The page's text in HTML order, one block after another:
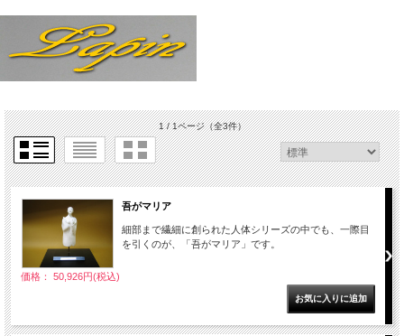
1 / 1ページ（全3件）
吾がマリア
細部まで繊細に創られた人体シリーズの中でも、一際目
を引くのが、「吾がマリア」です。
価格： 50,926円(税込)